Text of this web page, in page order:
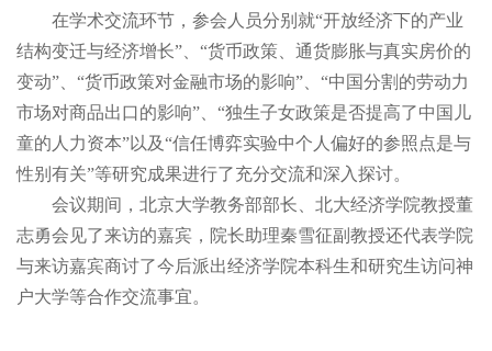
在学术交流环节，参会人员分别就“开放经济下的产业
结构变迁与经济增长”、“货币政策、通货膨胀与真实房价的
变动”、“货币政策对金融市场的影响”、“中国分割的劳动力
市场对商品出口的影响”、“独生子女政策是否提高了中国儿
童的人力资本”以及“信任博弈实验中个人偏好的参照点是与
性别有关”等研究成果进行了充分交流和深入探讨。
会议期间，北京大学教务部部长、北大经济学院教授董
志勇会见了来访的嘉宾，院长助理秦雪征副教授还代表学院
与来访嘉宾商讨了今后派出经济学院本科生和研究生访问神
户大学等合作交流事宜。